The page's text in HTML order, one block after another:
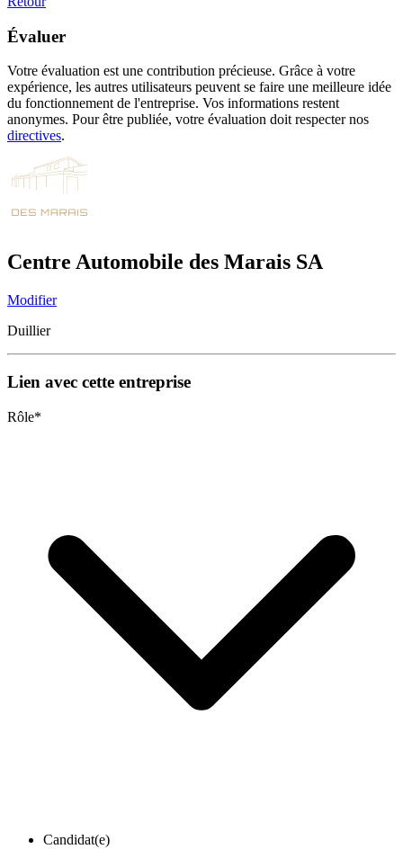
Évaluer
Votre évaluation est une contribution précieuse. Grâce à votre
expérience, les autres utilisateurs peuvent se faire une meilleure idée
du fonctionnement de l'entreprise. Vos informations restent
anonymes. Pour être publiée, votre évaluation doit respecter nos
directives.
Centre Automobile des Marais SA
Modifier
Duillier
Lien avec cette entreprise
Rôle*
Candidat(e)